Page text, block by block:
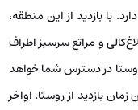
با بازدید از این منطقه،
و مراتع سرسبز اطراف
در دسترس شما خواهد
بازدید از روستا، اواخر